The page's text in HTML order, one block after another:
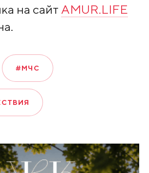
на сайт AMUR.LIFE
#МЧС